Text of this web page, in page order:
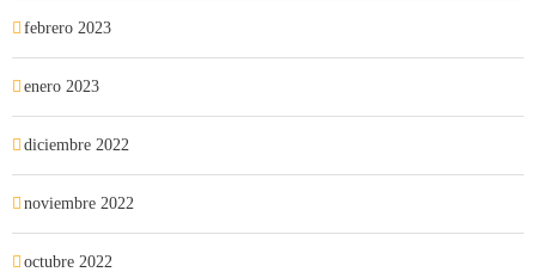
febrero 2023
enero 2023
diciembre 2022
noviembre 2022
octubre 2022